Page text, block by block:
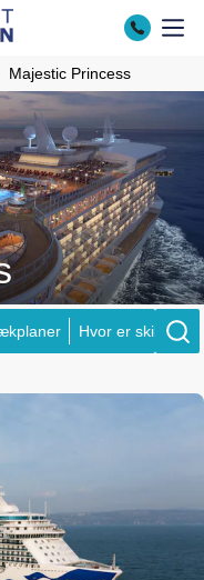
Majestic Princess
Hvor er skibene